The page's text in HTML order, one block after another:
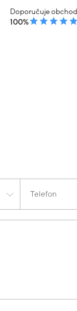
Doporučuje obchod
100%
Telefon